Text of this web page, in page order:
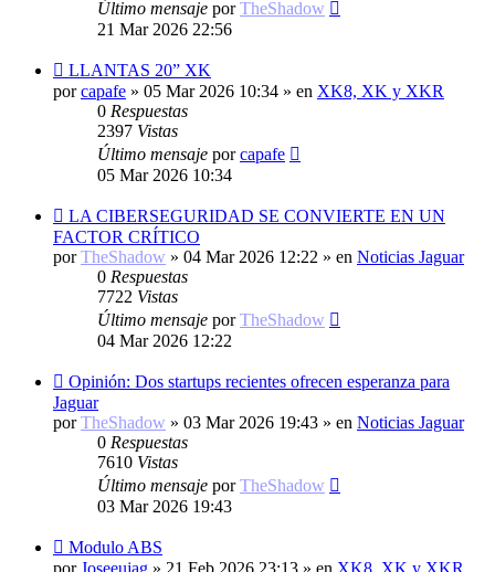
Último mensaje porTheShadow
21 Mar 2026 22:56
Nuevo
mensaje
LLANTAS 20” XK
porcapafe » 05 Mar 2026 10:34 » en XK8, XK y XKR
0 Respuestas
2397 Vistas
Último mensaje porcapafe
05 Mar 2026 10:34
Nuevo
mensaje
LA CIBERSEGURIDAD SE CONVIERTE EN UN
FACTOR CRÍTICO
porTheShadow » 04 Mar 2026 12:22 » en Noticias Jaguar
0 Respuestas
7722 Vistas
Último mensaje porTheShadow
04 Mar 2026 12:22
Nuevo
mensaje
Opinión: Dos startups recientes ofrecen esperanza para
Jaguar
porTheShadow » 03 Mar 2026 19:43 » en Noticias Jaguar
0 Respuestas
7610 Vistas
Último mensaje porTheShadow
03 Mar 2026 19:43
Nuevo
mensaje
Modulo ABS
porJoseeujag » 21 Feb 2026 23:13 » en XK8, XK y XKR